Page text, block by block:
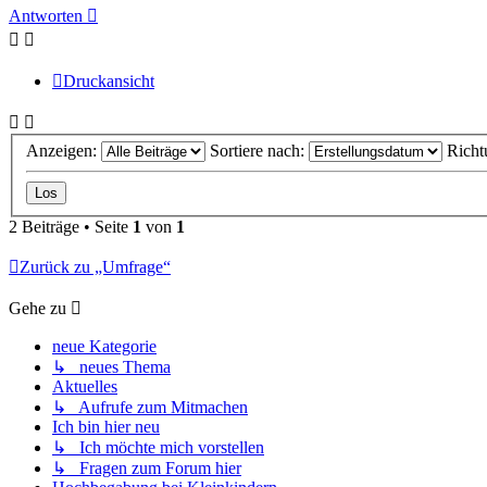
oben
Antworten
Druckansicht
Anzeigen: Sortiere nach:
2 Beiträge • Seite 1 von 1
Zurück zu „Umfrage“
Gehe zu
neue Kategorie
↳ neues Thema
Aktuelles
↳ Aufrufe zum Mitmachen
Ich bin hier neu
↳ Ich möchte mich vorstellen
↳ Fragen zum Forum hier